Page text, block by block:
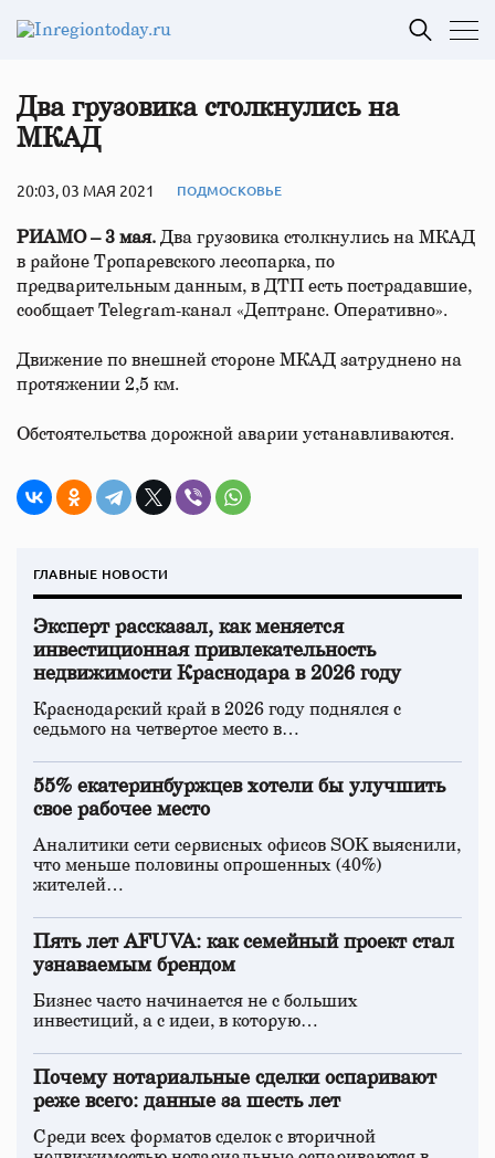
Два грузовика столкнулись на
МКАД
20:03, 03 МАЯ 2021 ПОДМОСКОВЬЕ
РИАМО – 3 мая. Два грузовика столкнулись на МКАД
в районе Тропаревского лесопарка, по
предварительным данным, в ДТП есть пострадавшие,
сообщает Telegram-канал «Дептранс. Оперативно».
Движение по внешней стороне МКАД затруднено на
протяжении 2,5 км.
Обстоятельства дорожной аварии устанавливаются.
ГЛАВНЫЕ НОВОСТИ
Эксперт рассказал, как меняется
инвестиционная привлекательность
недвижимости Краснодара в 2026 году
Краснодарский край в 2026 году поднялся с
седьмого на четвертое место в…
55% екатеринбуржцев хотели бы улучшить
свое рабочее место
Аналитики сети сервисных офисов SOK выяснили,
что меньше половины опрошенных (40%)
жителей…
Пять лет AFUVA: как семейный проект стал
узнаваемым брендом
Бизнес часто начинается не с больших
инвестиций, а с идеи, в которую…
Почему нотариальные сделки оспаривают
реже всего: данные за шесть лет
Среди всех форматов сделок с вторичной